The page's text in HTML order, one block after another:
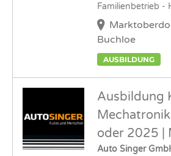
Familienbetrieb -
Buchloe
AUSBILDUNG
Ausbildung
oder 2025 |
Auto Singer